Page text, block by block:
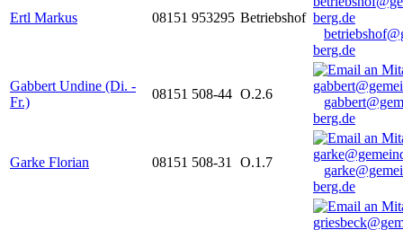
Ertl Markus 08151 953295 Betriebshof
berg.de
Gabbert Undine (Di. -
Fr.)
08151 508-44 O.2.6
berg.de
Garke Florian 08151 508-31 O.1.7
berg.de